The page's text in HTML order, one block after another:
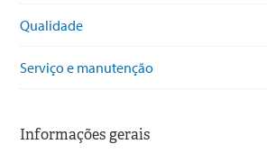
Qualidade
Serviço e manutenção
Informações gerais